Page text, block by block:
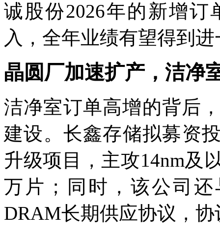
诚股份2026年的新增
入，全年业绩有望得到
晶圆厂加速扩产，洁净
洁净室订单高增的背后
建设。长鑫存储拟募资
升级项目，主攻14nm及
万片；同时，该公司
DRAM长期供应协议，